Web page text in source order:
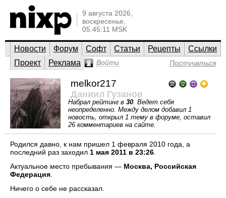
9 августа 2026,
воскресенье,
05:45:11 MSK
Новости Форум Софт Статьи Рецепты
Ссылки
Проект
Реклама Войти Постучаться
melkor217
Даниил Гузанов
Набрал рейтинг в 30. Ведет себя
неопределенно. Между делом добавил 1
новость, открыл 1 тему в форуме, оставил
26 комментариев на сайте.
Родился давно, к нам пришел 1 февраля 2010 года, а
последний раз заходил 1 мая 2011 в 23:26
Актуальное место пребывания — Москва, Российская
Федерация
Ничего о себе не рассказал.